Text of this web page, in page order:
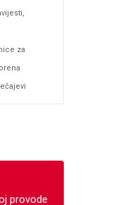
,
za
provode